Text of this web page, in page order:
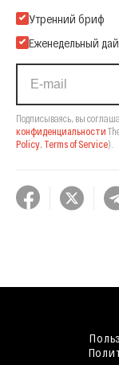
Подпишитесь на
Утренний бриф
Еженедельный
Подписываясь, вы
конфиденциальности
Policy Terms of Service).